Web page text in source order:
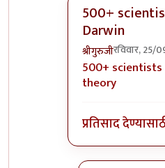
500+
Darwin
श्रीगुरुजीरविवार, 25/
In reply to
500+
theory
प्रतिसाद